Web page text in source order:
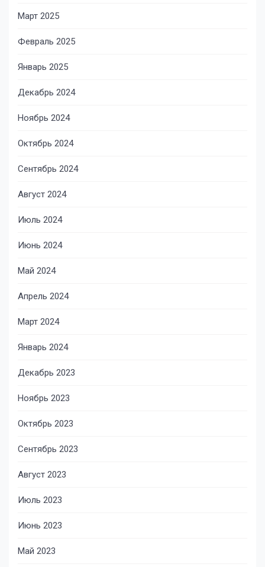
Март 2025
Февраль 2025
Январь 2025
Декабрь 2024
Ноябрь 2024
Октябрь 2024
Сентябрь 2024
Август 2024
Июль 2024
Июнь 2024
Май 2024
Апрель 2024
Март 2024
Январь 2024
Декабрь 2023
Ноябрь 2023
Октябрь 2023
Сентябрь 2023
Август 2023
Июль 2023
Июнь 2023
Май 2023